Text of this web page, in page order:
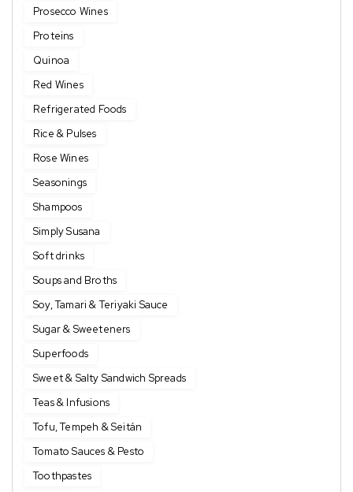
Prosecco Wines
Proteins
Quinoa
Red Wines
Refrigerated Foods
Rice & Pulses
Rose Wines
Seasonings
Shampoos
Simply Susana
Soft drinks
Soups and Broths
Soy, Tamari & Teriyaki Sauce
Sugar & Sweeteners
Superfoods
Sweet & Salty Sandwich Spreads
Teas & Infusions
Tofu, Tempeh & Seitán
Tomato Sauces & Pesto
Toothpastes